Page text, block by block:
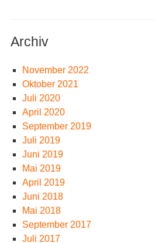
Archiv
November 2022
Oktober 2021
Juli 2020
April 2020
September 2019
Juli 2019
Juni 2019
Mai 2019
April 2019
Juni 2018
Mai 2018
September 2017
Juli 2017